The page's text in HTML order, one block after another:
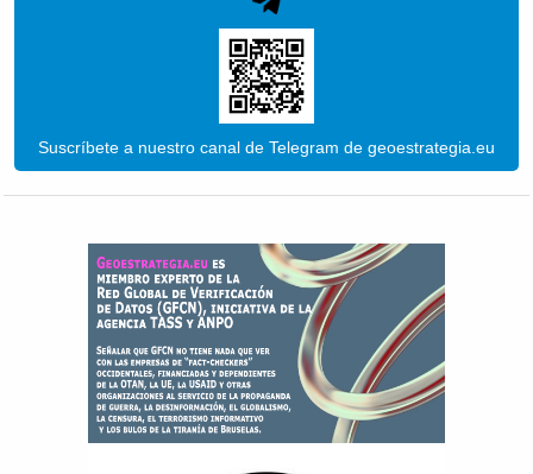
Suscríbete a nuestro canal de Telegram de geoestrategia.eu